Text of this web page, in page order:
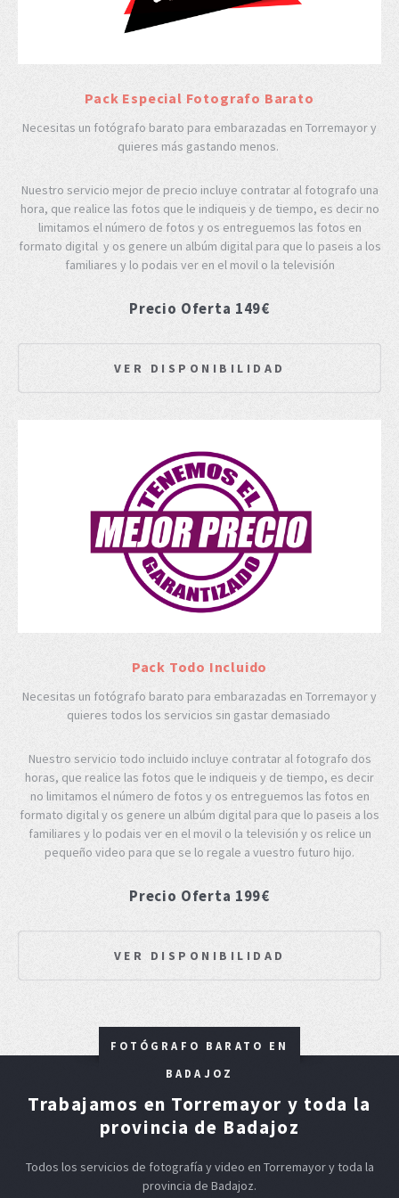
Pack Especial Fotografo Barato
Necesitas un fotógrafo barato para embarazadas en Torremayor y
quieres más gastando menos.
Nuestro servicio mejor de precio incluye contratar al fotografo una
hora, que realice las fotos que le indiqueis y de tiempo, es decir no
limitamos el número de fotos y os entreguemos las fotos en
formato digital y os genere un albúm digital para que lo paseis a los
familiares y lo podais ver en el movil o la televisión
Precio Oferta 149€
VER DISPONIBILIDAD
Pack Todo Incluido
Necesitas un fotógrafo barato para embarazadas en Torremayor y
quieres todos los servicios sin gastar demasiado
Nuestro servicio todo incluido incluye contratar al fotografo dos
horas, que realice las fotos que le indiqueis y de tiempo, es decir
no limitamos el número de fotos y os entreguemos las fotos en
formato digital y os genere un albúm digital para que lo paseis a los
familiares y lo podais ver en el movil o la televisión y os relice un
pequeño video para que se lo regale a vuestro futuro hijo.
Precio Oferta 199€
VER DISPONIBILIDAD
FOTÓGRAFO BARATO EN
BADAJOZ
Trabajamos en Torremayor y toda la
provincia de Badajoz
Todos los servicios de fotografía y video en Torremayor y toda la
provincia de Badajoz.